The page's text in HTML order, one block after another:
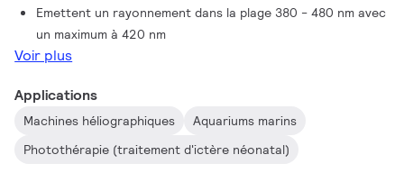
Emettent un rayonnement dans la plage 380 - 480 nm avec
un maximum à 420 nm
Voir plus
Applications
Machines héliographiques
Aquariums marins
Photothérapie (traitement d'ictère néonatal)